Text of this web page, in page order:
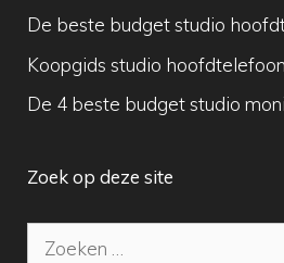
De beste budget studio
Koopgids studio
De 4 beste budget studio
Zoek op deze site
Zoek